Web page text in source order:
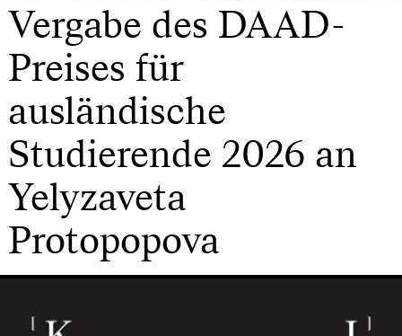
Vergabe des DAAD-
Preises für
ausländische
Studierende 2026 an
Yelyzaveta
Protopopova